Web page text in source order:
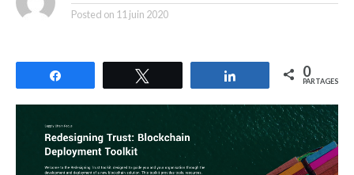
Posted on 11 juin 2020
Partagez 0
PARTAGES